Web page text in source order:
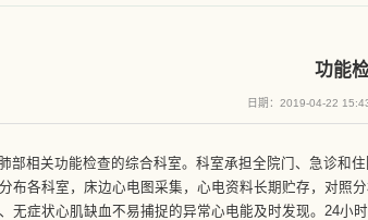
功能
日期：2019-04-22
部相关功能检查的综合科室。科室承担全院门、急诊和
布各科室，床边心电图采集，心电资料长期贮存，对照
无症状心肌缺血不易捕捉的异常心电能及时发现。24